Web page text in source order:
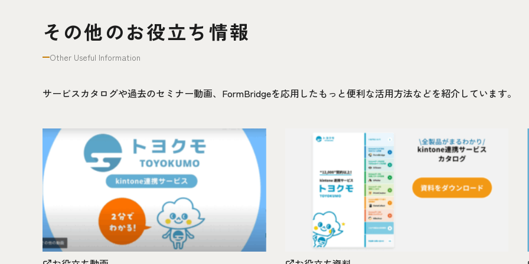
その他のお役立ち情報
Other Useful Information
サービスカタログや過去のセミナー動画、FormBridgeを応用したもっと便利な活用方法などを紹介しています。